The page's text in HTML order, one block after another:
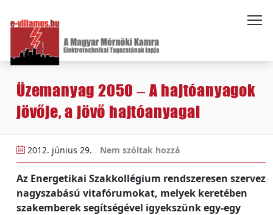
Üzemanyag 2050 – A hajtóanyagok
jövője, a jövő hajtóanyagai
2012. június 29. Nem szóltak hozzá
Az Energetikai Szakkollégium rendszeresen szervez
nagyszabású vitafórumokat, melyek keretében
szakemberek segítségével igyekszünk egy-egy